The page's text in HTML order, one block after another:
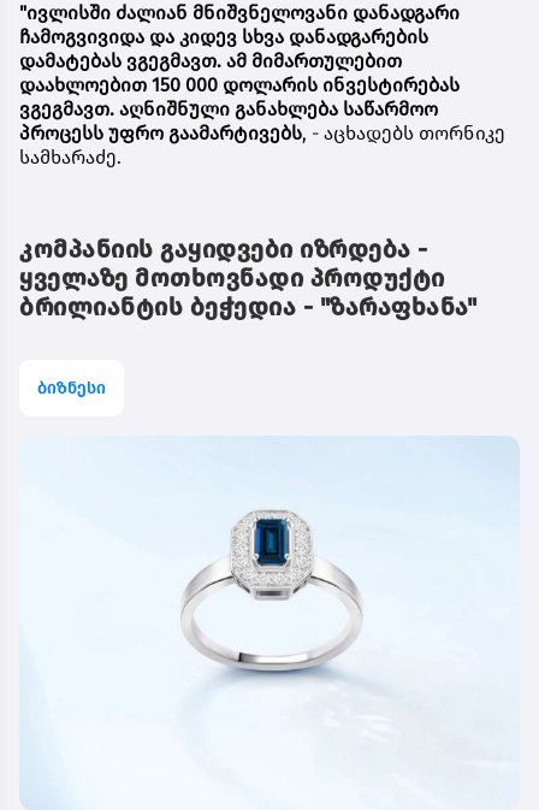
"ივლისში ძალიან მნიშვნელოვანი დანადგარი
ჩამოგვივიდა და კიდევ სხვა დანადგარების
დამატებას ვგეგმავთ. ამ მიმართულებით
დაახლოებით 150 000 დოლარის ინვესტირებას
ვგეგმავთ. აღნიშნული განახლება საწარმოო
პროცესს უფრო გაამარტივებს, - აცხადებს თორნიკე
სამხარაძე.
კომპანიის გაყიდვები იზრდება -
ყველაზე მოთხოვნადი პროდუქტი
ბრილიანტის ბეჭედია - "ზარაფხანა"
ბიზნესი